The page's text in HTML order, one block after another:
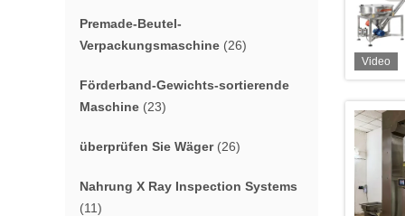
Premade-Beutel-
Verpackungsmaschine (26)
Förderband-Gewichts-sortierende
Maschine (23)
überprüfen Sie Wäger(26)
Nahrung X Ray Inspection Systems
(11)
Video